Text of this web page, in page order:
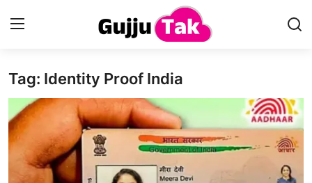
Home
Entertainment
Contact
Tag: Identity Proof India